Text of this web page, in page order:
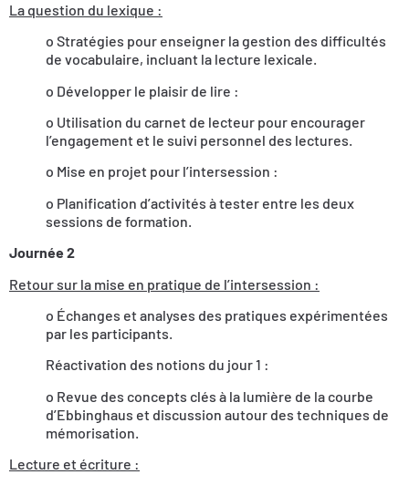
La question du lexique :
o Stratégies pour enseigner la gestion des difficultés
de vocabulaire, incluant la lecture lexicale.
o Développer le plaisir de lire :
o Utilisation du carnet de lecteur pour encourager
l’engagement et le suivi personnel des lectures.
o Mise en projet pour l’intersession :
o Planification d’activités à tester entre les deux
sessions de formation.
Journée 2
Retour sur la mise en pratique de l’intersession :
o Échanges et analyses des pratiques expérimentées
par les participants.
Réactivation des notions du jour 1 :
o Revue des concepts clés à la lumière de la courbe
d’Ebbinghaus et discussion autour des techniques de
mémorisation.
Lecture et écriture :